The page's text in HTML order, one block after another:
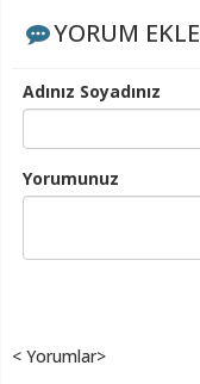
YORUM EKLE
Adınız Soyadınız
Yorumunuz
< Yorumlar>